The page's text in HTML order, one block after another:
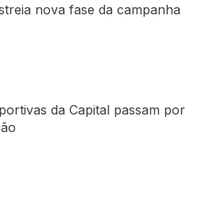
nova fase da campanha
da Capital passam por